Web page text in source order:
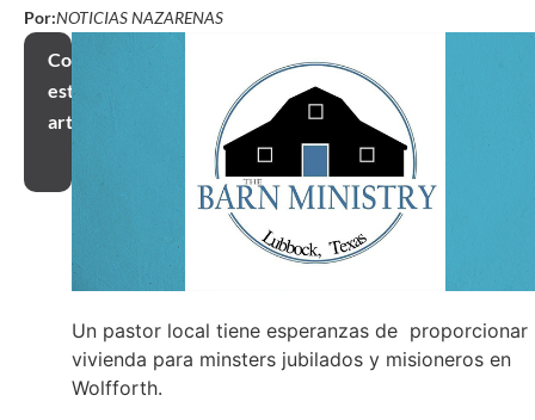
Por:NOTICIAS NAZARENAS
Compartir
este
artículo
Un pastor local tiene esperanzas de proporcionar
vivienda para minsters jubilados y misioneros en
Wolfforth.